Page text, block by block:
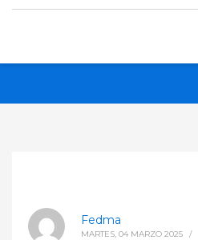
Fedma
MARTES, 04 MARZO 2025 /